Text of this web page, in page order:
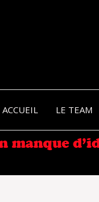
ACCUEIL LE TEAM